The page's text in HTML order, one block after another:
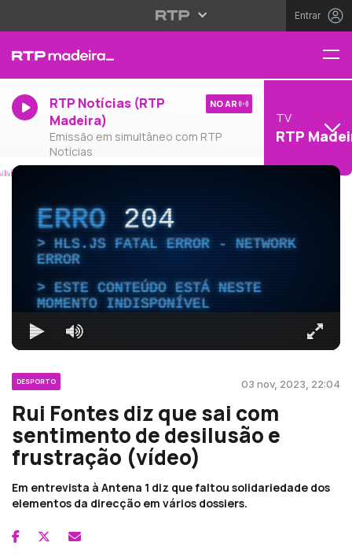
Entrar
RTP Notícias (RTP
Madeira)
Emissão em simultâneo com RTP
Notícias
NO AR
TV
RTP
ERRO204
HLS.JS FATAL ERROR - NETWORK
ERROR
ESTE CONTEÚDO ESTÁ NESTE
MOMENTO INDISPONÍVEL
DESPORTO 03 nov, 2023, 22:04
Rui Fontes diz que sai com
sentimento de desilusão e
frustração (vídeo)
Em entrevista à Antena 1 diz que faltou solidariedade dos
elementos da direcção em vários dossiers.